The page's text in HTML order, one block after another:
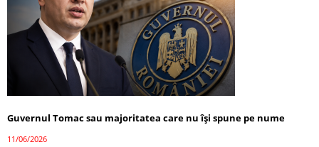
Guvernul Tomac sau majoritatea care nu își spune pe nume
11/06/2026